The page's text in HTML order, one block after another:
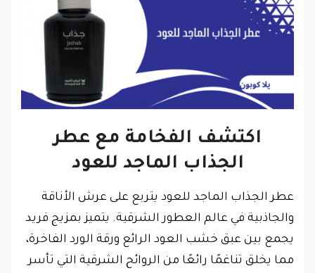
اكتشف الفخامة مع عطر
الجذاب الماجد للعود
عطر الجذاب الماجد للعود يتربع على عرش الأناقة
والجاذبية في عالم العطور الشرقية. يتميز بمزيج فريد
يجمع بين عبق خشب العود الرائع ورقة الورد الفاخرة،
مما يخلق تناغمًا رائعًا من الروائح الشرقية التي تأسر